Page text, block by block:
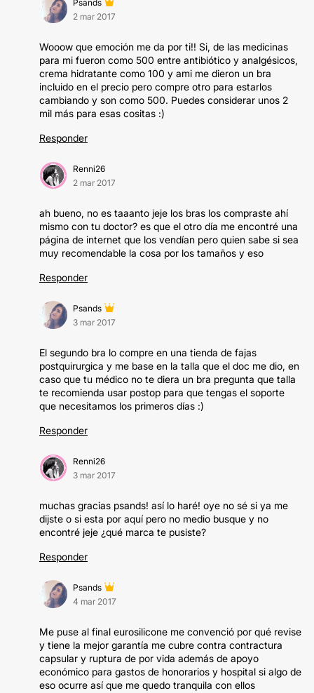
Psands
2 mar 2017
Wooow que emoción me da por ti!! Si, de las medicinas
para mi fueron como 500 entre antibiótico y analgésicos,
crema hidratante como 100 y ami me dieron un bra
incluido en el precio pero compre otro para estarlos
cambiando y son como 500. Puedes considerar unos 2
mil más para esas cositas :)
Responder
Renni26
2 mar 2017
ah bueno, no es taaanto jeje los bras los compraste ahí
mismo con tu doctor? es que el otro día me encontré una
página de internet que los vendían pero quien sabe si sea
muy recomendable la cosa por los tamaños y eso
Responder
Psands
3 mar 2017
El segundo bra lo compre en una tienda de fajas
postquirurgica y me base en la talla que el doc me dio, en
caso que tu médico no te diera un bra pregunta que talla
te recomienda usar postop para que tengas el soporte
que necesitamos los primeros días :)
Responder
Renni26
3 mar 2017
muchas gracias psands! así lo haré! oye no sé si ya me
dijste o si esta por aquí pero no medio busque y no
encontré jeje ¿qué marca te pusiste?
Responder
Psands
4 mar 2017
Me puse al final eurosilicone me convenció por qué revise
y tiene la mejor garantía me cubre contra contractura
capsular y ruptura de por vida además de apoyo
económico para gastos de honorarios y hospital si algo de
eso ocurre así que me quedo tranquila con ellos